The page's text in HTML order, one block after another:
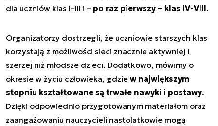
dla uczniów klas I–III i – po raz pierwszy – klas IV-VIII.
Organizatorzy dostrzegli, że uczniowie starszych klas
korzystają z możliwości sieci znacznie aktywniej i
szerzej niż młodsze dzieci. Dodatkowo, mówimy o
okresie w życiu człowieka, gdzie w największym
stopniu kształtowane są trwałe nawyki i postawy.
Dzięki odpowiednio przygotowanym materiałom oraz
zaangażowaniu nauczycieli nastolatkowie mogą